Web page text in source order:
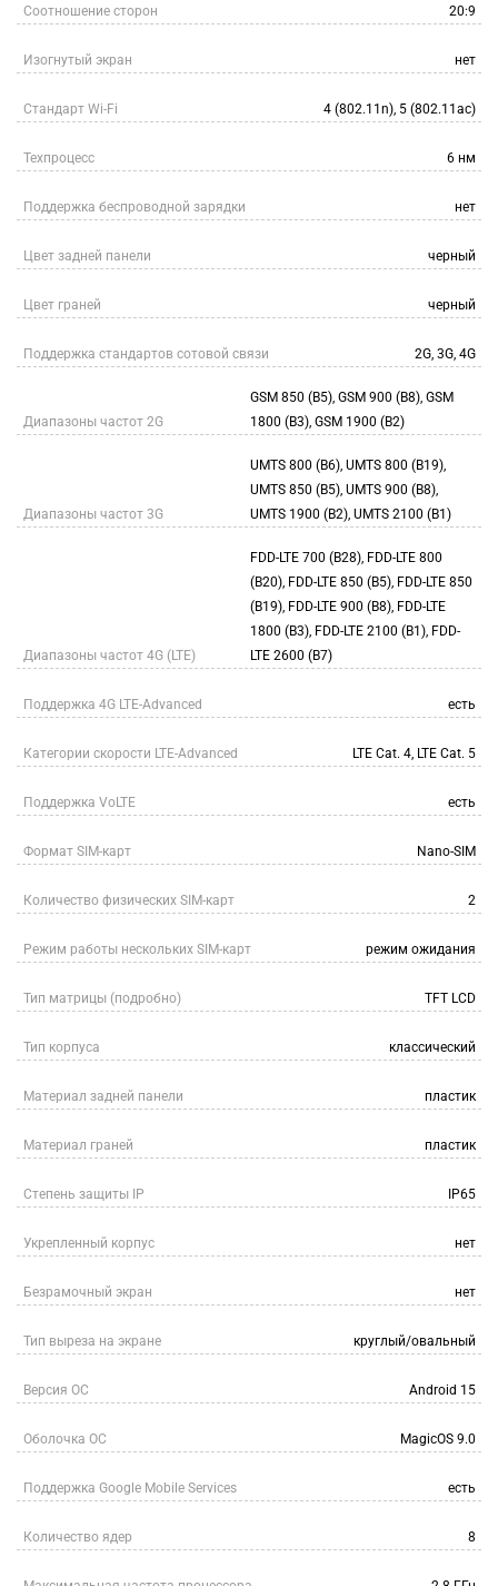
Соотношение сторон 20:9
Изогнутый экран нет
Стандарт Wi-Fi 4 (802.11n), 5 (802.11ac)
Техпроцесс 6 нм
Поддержка беспроводной зарядки нет
Цвет задней панели черный
Цвет граней черный
Поддержка стандартов сотовой связи 2G, 3G, 4G
Диапазоны частот 2G
GSM 850 (B5), GSM 900 (B8), GSM
1800 (B3), GSM 1900 (B2)
Диапазоны частот 3G
UMTS 800 (B6), UMTS 800 (B19),
UMTS 850 (B5), UMTS 900 (B8),
UMTS 1900 (B2), UMTS 2100 (B1)
Диапазоны частот 4G (LTE)
FDD-LTE 700 (B28), FDD-LTE 800
(B20), FDD-LTE 850 (B5), FDD-LTE 850
(B19), FDD-LTE 900 (B8), FDD-LTE
1800 (B3), FDD-LTE 2100 (B1), FDD-
LTE 2600 (B7)
Поддержка 4G LTE-Advanced есть
Категории скорости LTE-Advanced LTE Cat. 4, LTE Cat. 5
Поддержка VoLTE есть
Формат SIM-карт Nano-SIM
Количество физических SIM-карт 2
Режим работы нескольких SIM-карт режим ожидания
Тип матрицы (подробно) TFT LCD
Тип корпуса классический
Материал задней панели пластик
Материал граней пластик
Степень защиты IP IP65
Укрепленный корпус нет
Безрамочный экран нет
Тип выреза на экране круглый/овальный
Версия ОС Android 15
Оболочка ОС MagicOS 9.0
Поддержка Google Mobile Services есть
Количество ядер 8